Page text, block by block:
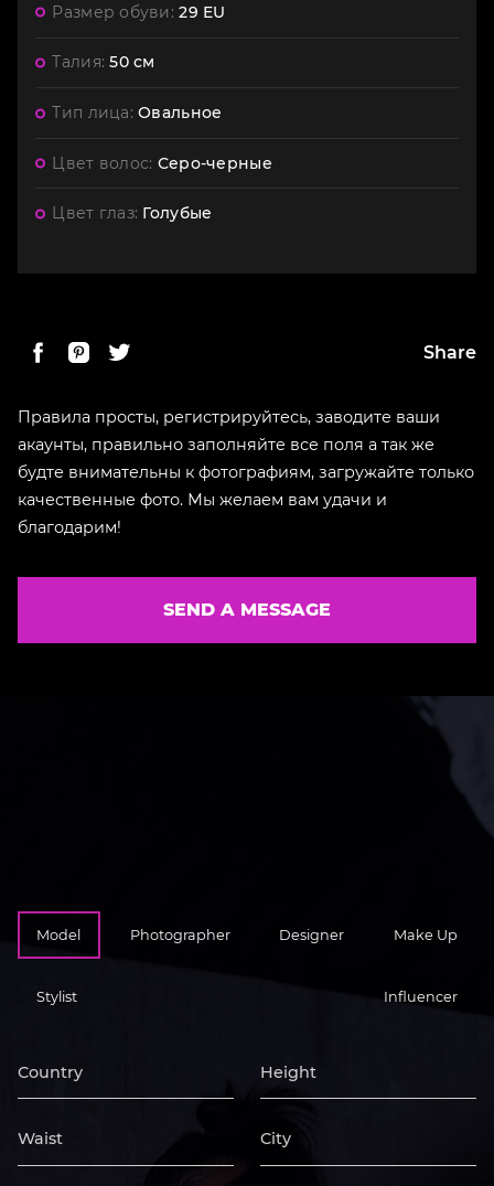
Размер обуви:29 EU
Талия:50 см
Тип лица:Овальное
Цвет волос: Серо-черные
Цвет глаз: Голубые
Share
Правила просты, регистрируйтесь, заводите ваши
акаунты, правильно заполняйте все поля а так же
будте внимательны к фотографиям, загружайте только
качественные фото. Мы желаем вам удачи и
благодарим!
SEND A MESSAGE
Model Photographer Designer Make Up
Stylist Influencer